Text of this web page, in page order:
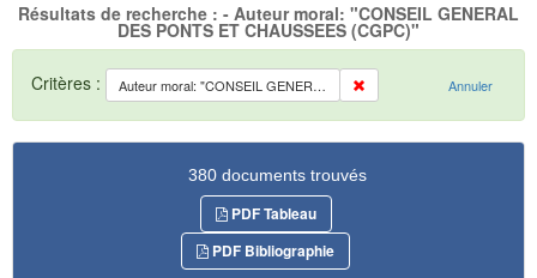
Résultats de recherche : - Auteur moral: "CONSEIL GENERAL
DES PONTS ET CHAUSSEES (CGPC)"
Critères : Auteur moral: "CONSEIL GENERAL DES PONTS ET CHAUSSEES (CGPC)" Annuler
380 documents trouvés
PDF Tableau
PDF Bibliographie